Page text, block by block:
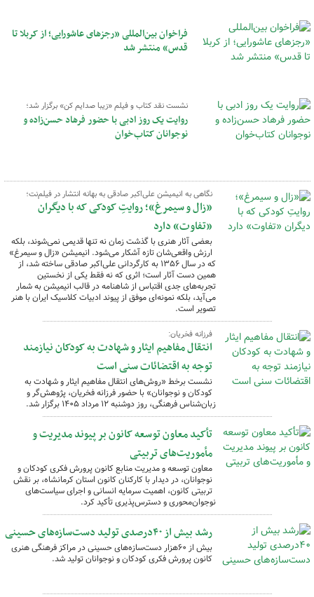
فراخوان بین‌المللی «رجزهای عاشورایی؛ از کربلا تا
قدس» منتشر شد
نشست نقد کتاب و فیلم «زیبا صدایم کن» برگزار شد؛
روایت یک روز ادبی با حضور فرهاد حسن‌زاده و
نوجوانان کتاب‌خوان
نگاهی به انیمیشن علی‌اکبر صادقی به بهانه انتشار در فیلم‌نت؛
«زال و سیمرغ»؛ روایتِ کودکی که با دیگران
«تفاوت» دارد
بعضی آثار هنری با گذشت زمان نه تنها قدیمی نمی‌شوند، بلکه
ارزش واقعی‌شان تازه آشکار می‌شود. انیمیشن «زال و سیمرغ»
که در سال ۱۳۵۶ به کارگردانی علی‌اکبر صادقی ساخته شد، از
همین دست آثار است؛ اثری که نه فقط یکی از نخستین
تجربه‌های جدی اقتباس از شاهنامه در قالب انیمیشن به شمار
می‌آید، بلکه نمونه‌ای موفق از پیوند ادبیات کلاسیک ایران با هنر
تصویر است.
فرزانه فخریان:
انتقال مفاهیم ایثار و شهادت به کودکان نیازمند
توجه به اقتضائات سنی است
نشست برخط «روش‌های انتقال مفاهیم ایثار و شهادت به
کودکان و نوجوانان» با حضور فرزانه فخریان، پژوهش‌گر و
زبان‌شناس فرهنگی، روز دوشنبه ۱۲ مرداد ۱۴۰۵ برگزار شد.
تأکید معاون توسعه کانون بر پیوند مدیریت و
مأموریت‌های تربیتی
معاون توسعه و مدیریت منابع کانون پرورش فکری کودکان و
نوجوانان، در دیدار با کارکنان کانون استان کرمانشاه، بر نقش
تربیتی کانون، اهمیت سرمایه انسانی و اجرای سیاست‌های
نوجوان‌محوری و دسترس‌پذیری تأکید کرد.
رشد بیش از ۴۰درصدی تولید دست‌سازه‌های حسینی
بیش از ۶۰هزار دست‌سازه‌های حسینی در مراکز فرهنگی هنری
کانون پرورش فکری کودکان و نوجوانان تولید شد.